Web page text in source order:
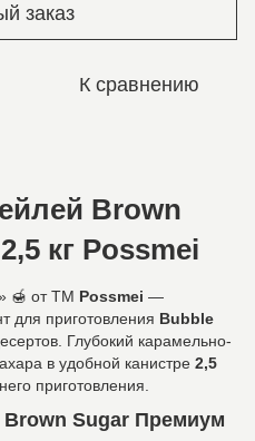
заказ
К сравнению
Brown
кг Possmei
🍯 от ТМ Possmei —
для приготовления Bubble
Глубокий карамельно-
в удобной канистре 2,5
приготовления.
Sugar Премиум